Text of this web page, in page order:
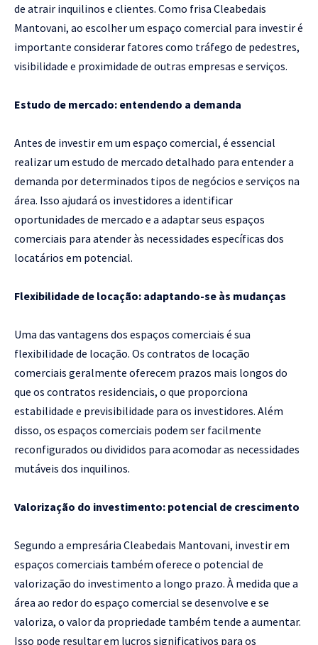
de atrair inquilinos e clientes. Como frisa Cleabedais
Mantovani, ao escolher um espaço comercial para investir é
importante considerar fatores como tráfego de pedestres,
visibilidade e proximidade de outras empresas e serviços.
Estudo de mercado: entendendo a demanda
Antes de investir em um espaço comercial, é essencial
realizar um estudo de mercado detalhado para entender a
demanda por determinados tipos de negócios e serviços na
área. Isso ajudará os investidores a identificar
oportunidades de mercado e a adaptar seus espaços
comerciais para atender às necessidades específicas dos
locatários em potencial.
Flexibilidade de locação: adaptando-se às mudanças
Uma das vantagens dos espaços comerciais é sua
flexibilidade de locação. Os contratos de locação
comerciais geralmente oferecem prazos mais longos do
que os contratos residenciais, o que proporciona
estabilidade e previsibilidade para os investidores. Além
disso, os espaços comerciais podem ser facilmente
reconfigurados ou divididos para acomodar as necessidades
mutáveis dos inquilinos.
Valorização do investimento: potencial de crescimento
Segundo a empresária Cleabedais Mantovani, investir em
espaços comerciais também oferece o potencial de
valorização do investimento a longo prazo. À medida que a
área ao redor do espaço comercial se desenvolve e se
valoriza, o valor da propriedade também tende a aumentar.
Isso pode resultar em lucros significativos para os